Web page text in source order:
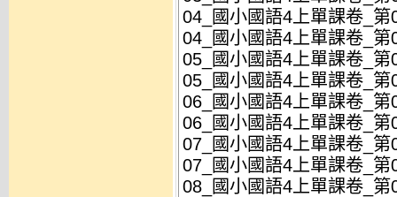
04_國小國語4上單課卷_
04_國小國語4上單課卷_
05_國小國語4上單課卷_
05_國小國語4上單課卷_
06_國小國語4上單課卷_
06_國小國語4上單課卷_
07_國小國語4上單課卷_
07_國小國語4上單課卷_
08_國小國語4上單課卷_